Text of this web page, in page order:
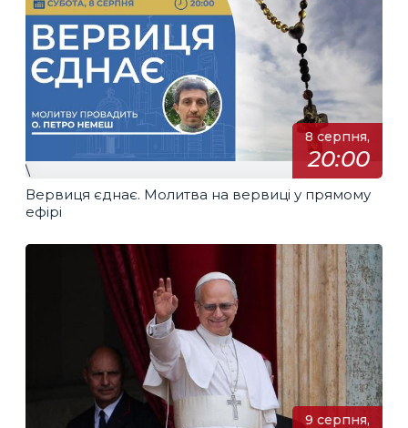
8 серпня,
20:00
\
Вервиця єднає. Молитва на вервиці у прямому
ефірі
9 серпня,